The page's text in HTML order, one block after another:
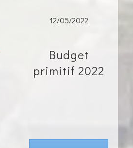
12/05/2022
Budget
primitif 2022